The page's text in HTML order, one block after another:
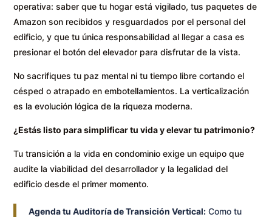
operativa: saber que tu hogar está vigilado, tus paquetes de
Amazon son recibidos y resguardados por el personal del
edificio, y que tu única responsabilidad al llegar a casa es
presionar el botón del elevador para disfrutar de la vista.
No sacrifiques tu paz mental ni tu tiempo libre cortando el
césped o atrapado en embotellamientos. La verticalización
es la evolución lógica de la riqueza moderna.
¿Estás listo para simplificar tu vida y elevar tu patrimonio?
Tu transición a la vida en condominio exige un equipo que
audite la viabilidad del desarrollador y la legalidad del
edificio desde el primer momento.
Agenda tu Auditoría de Transición Vertical: Como tu